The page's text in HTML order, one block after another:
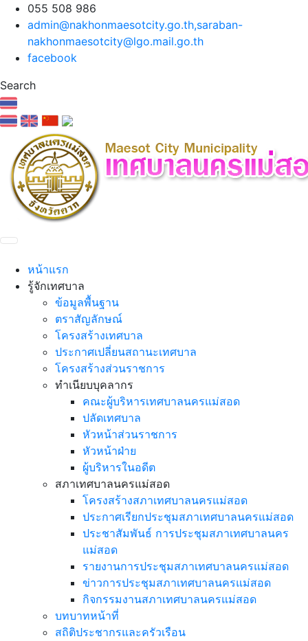
055 508 986
admin@nakhonmaesotcity.go.th,saraban-
nakhonmaesotcity@lgo.mail.go.th
facebook
Search
หน้าแรก
รู้จักเทศบาล
ข้อมูลพื้นฐาน
ตราสัญลักษณ์
โครงสร้างเทศบาล
ประกาศเปลี่ยนสถานะเทศบาล
โครงสร้างส่วนราชการ
ทำเนียบบุคลากร
คณะผู้บริหารเทศบาลนครแม่สอด
ปลัดเทศบาล
หัวหน้าส่วนราชการ
หัวหน้าฝ่าย
ผู้บริหารในอดีต
สภาเทศบาลนครแม่สอด
โครงสร้างสภาเทศบาลนครแม่สอด
ประกาศเรียกประชุมสภาเทศบาลนครแม่สอด
ประชาสัมพันธ์ การประชุมสภาเทศบาลนคร
แม่สอด
รายงานการประชุมสภาเทศบาลนครแม่สอด
ข่าวการประชุมสภาเทศบาลนครแม่สอด
กิจกรรมงานสภาเทศบาลนครแม่สอด
บทบาทหน้าที่
สถิติประชากรและครัวเรือน